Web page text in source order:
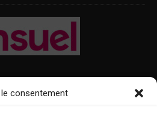
le consentement
Maritimes : oû trouver Le Mensuel ?